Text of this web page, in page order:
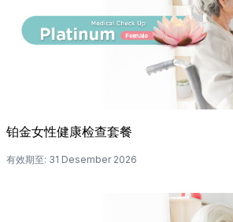
铂金女性健康检查套餐
有效期至: 31 Desember 2026